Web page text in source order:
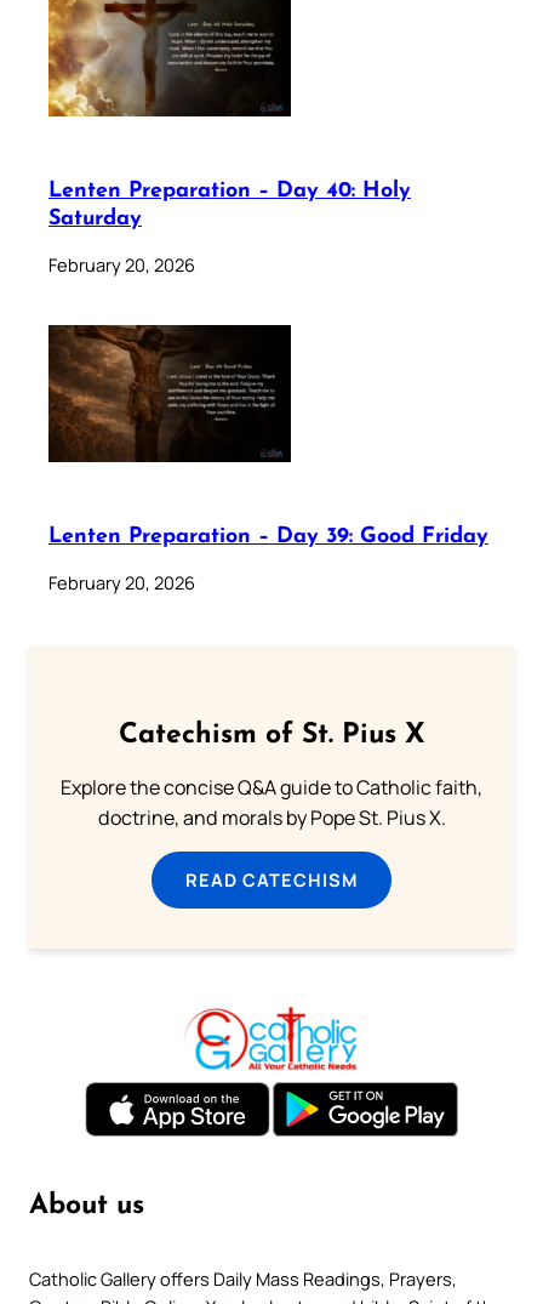
Lenten Preparation – Day 40: Holy
Saturday
February 20, 2026
Lenten Preparation – Day 39: Good Friday
February 20, 2026
Catechism of St. Pius X
Explore the concise Q&A guide to Catholic faith,
doctrine, and morals by Pope St. Pius X.
READ CATECHISM
About us
Catholic Gallery offers Daily Mass Readings, Prayers,